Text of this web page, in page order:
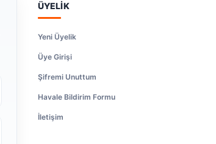
ÜYELİK
Yeni Üyelik
Üye Girişi
Şifremi Unuttum
Havale Bildirim Formu
İletişim